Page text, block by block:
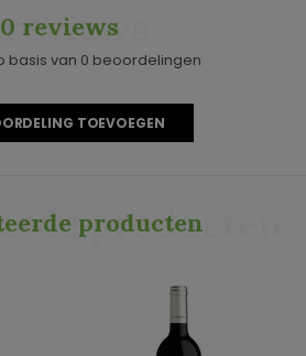
0 reviews
reviews
basis van 0 beoordelingen
TOEVOEGEN
producten
producten